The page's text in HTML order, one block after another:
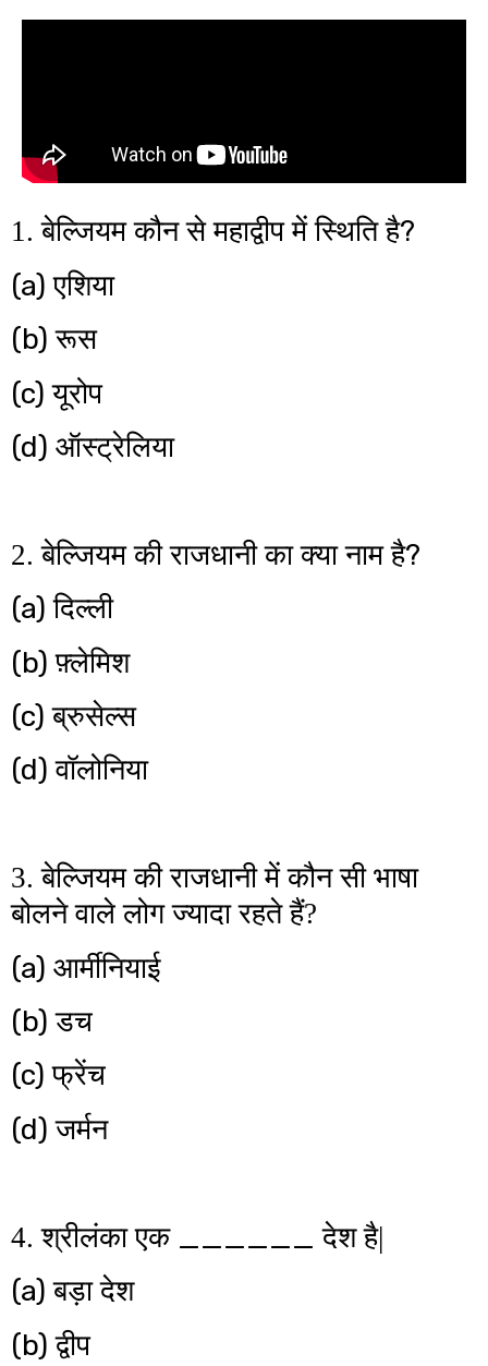
1. बेल्जियम कौन से महाद्वीप में स्थिति है?
(a)एशिया
(b)रूस
(c)यूरोप
(d) ऑस्ट्रेलिया
2. बेल्जियम की राजधानी का क्या नाम है?
(a)दिल्ली
(b)फ़्लेमिश
(c)ब्रुसेल्स
(d)वॉलोनिया
3. बेल्जियम की राजधानी में कौन सी भाषा
बोलने वाले लोग ज्यादा रहते हैं?
(a) आर्मीनियाई
(b)डच
(c)फ्रेंच
(d)जर्मन
4. श्रीलंका एक ______देश है|
(a)बड़ा देश
(b)द्वीप